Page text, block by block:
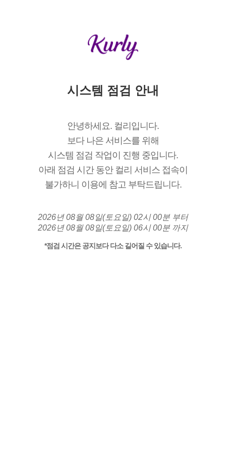
시스템 점검 안내
안녕하세요. 컬리입니다.
보다 나은 서비스를 위해
시스템 점검 작업이 진행 중입니다.
아래 점검 시간 동안 컬리 서비스 접속이
불가하니 이용에 참고 부탁드립니다.
2026년 08월 08일(토요일) 02시 00분 부터
2026년 08월 08일(토요일) 06시 00분 까지
*점검 시간은 공지보다 다소 길어질 수 있습니다.